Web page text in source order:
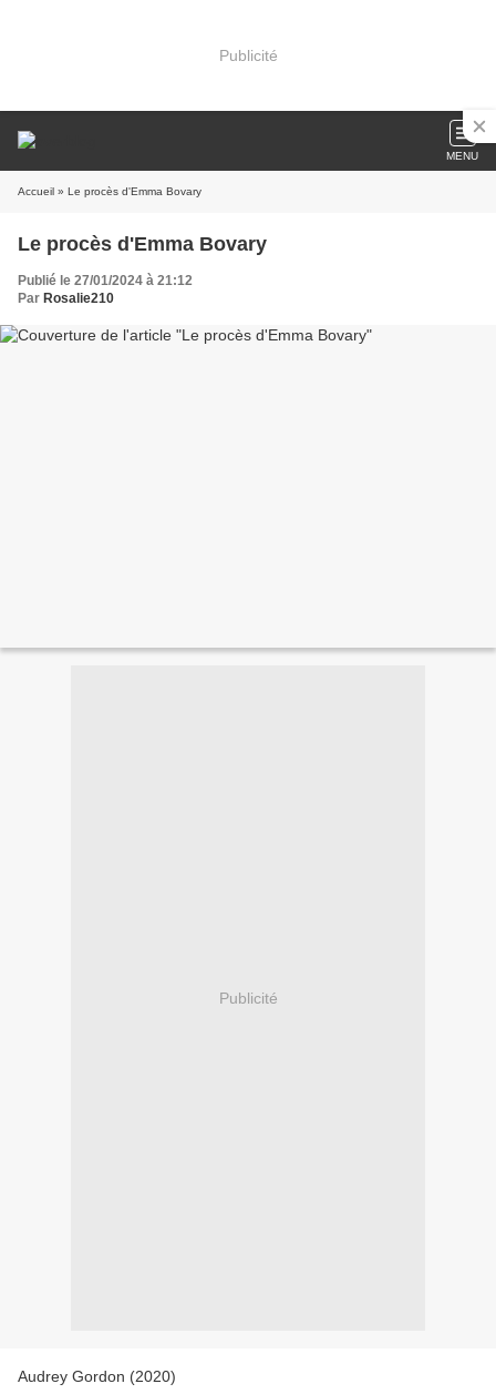
Publicité
MENU
Accueil » Le procès d'Emma Bovary
Le procès d'Emma Bovary
Publié le 27/01/2024 à 21:12
Par Rosalie210
Publicité
Audrey Gordon (2020)